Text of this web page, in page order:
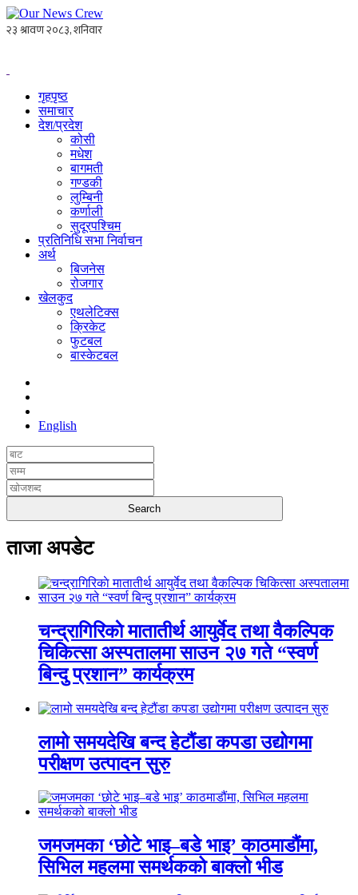
गृहपृष्ठ
समाचार
देश/प्रदेश
कोसी
मधेश
बागमती
गण्डकी
लुम्बिनी
कर्णाली
सुदूरपश्चिम
प्रतिनिधि सभा निर्वाचन
अर्थ
बिजनेस
रोजगार
खेलकुद
एथलेटिक्स
क्रिकेट
फुटबल
बास्केटबल
English
ताजा अपडेट
चन्द्रागिरिकाे मातातीर्थ आयुर्वेद तथा वैकल्पिक
चिकित्सा अस्पतालमा साउन २७ गते “स्वर्ण
बिन्दु प्रशान” कार्यक्रम
लामो समयदेखि बन्द हेटौंडा कपडा उद्योगमा
परीक्षण उत्पादन सुरु
जमजमका ‘छोटे भाइ–बडे भाइ’ काठमाडौंमा,
सिभिल महलमा समर्थकको बाक्लो भीड